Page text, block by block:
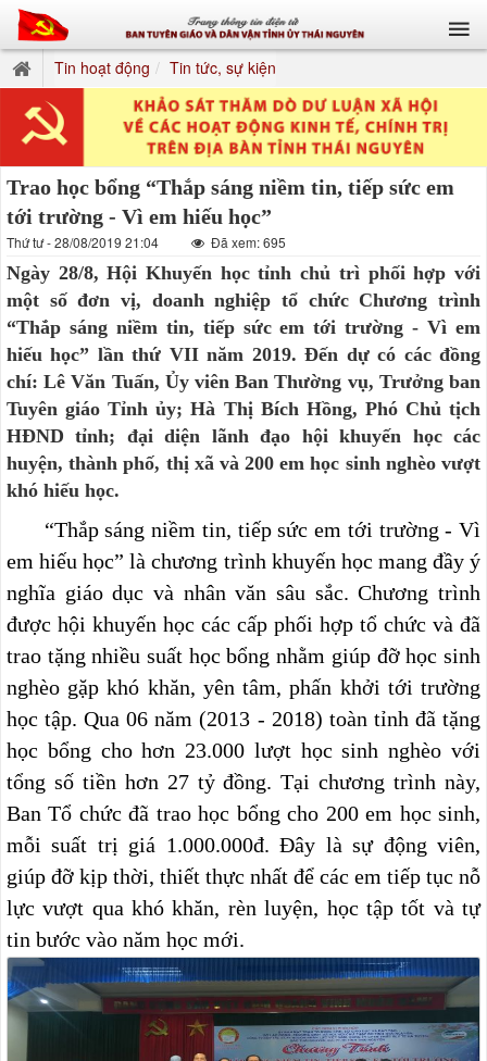
Tin hoạt động Tin tức, sự kiện
Trao học bổng “Thắp sáng niềm tin, tiếp sức em
tới trường - Vì em hiếu học”
Thứ tư - 28/08/2019 21:04 Đã xem: 695
Ngày 28/8, Hội Khuyến học tỉnh chủ trì phối hợp với
một số đơn vị, doanh nghiệp tổ chức Chương trình
“Thắp sáng niềm tin, tiếp sức em tới trường - Vì em
hiếu học” lần thứ VII năm 2019. Đến dự có các đồng
chí: Lê Văn Tuấn, Ủy viên Ban Thường vụ, Trưởng ban
Tuyên giáo Tỉnh ủy; Hà Thị Bích Hồng, Phó Chủ tịch
HĐND tỉnh; đại diện lãnh đạo hội khuyến học các
huyện, thành phố, thị xã và 200 em học sinh nghèo vượt
khó hiếu học.
“Thắp sáng niềm tin, tiếp sức em tới trường - Vì
em hiếu học” là chương trình khuyến học mang đầy ý
nghĩa giáo dục và nhân văn sâu sắc. Chương trình
được hội khuyến học các cấp phối hợp tổ chức và đã
trao tặng nhiều suất học bổng nhằm giúp đỡ học sinh
nghèo gặp khó khăn, yên tâm, phấn khởi tới trường
học tập. Qua 06 năm (2013 - 2018) toàn tỉnh đã tặng
học bổng cho hơn 23.000 lượt học sinh nghèo với
tổng số tiền hơn 27 tỷ đồng. Tại chương trình này,
Ban Tổ chức đã trao học bổng cho 200 em học sinh,
mỗi suất trị giá 1.000.000đ. Đây là sự động viên,
giúp đỡ kịp thời, thiết thực nhất để các em tiếp tục nỗ
lực vượt qua khó khăn, rèn luyện, học tập tốt và tự
tin bước vào năm học mới.